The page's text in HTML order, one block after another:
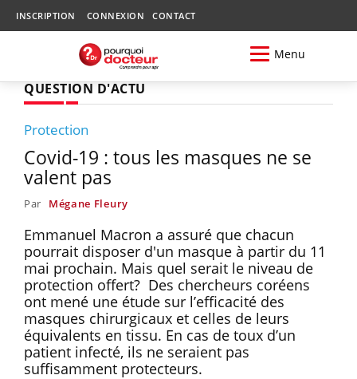
INSCRIPTION CONNEXION CONTACT
Menu
QUESTION D'ACTU
Protection
Covid-19 : tous les masques ne se
valent pas
Par Mégane Fleury
Emmanuel Macron a assuré que chacun
pourrait disposer d'un masque à partir du 11
mai prochain. Mais quel serait le niveau de
protection offert? Des chercheurs coréens
ont mené une étude sur l’efficacité des
masques chirurgicaux et celles de leurs
équivalents en tissu. En cas de toux d’un
patient infecté, ils ne seraient pas
suffisamment protecteurs.